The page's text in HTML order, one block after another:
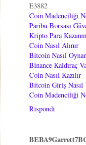
E3882
Coin Madenciliği
Paribu Borsası
Kripto Para
Coin Nasıl Alınır
Bitcoin Nasıl
Binance Kaldıraç
Coin Nasıl Kazılır
Bitcoin Giriş Nasıl
Coin Madenciliği
Rispondi